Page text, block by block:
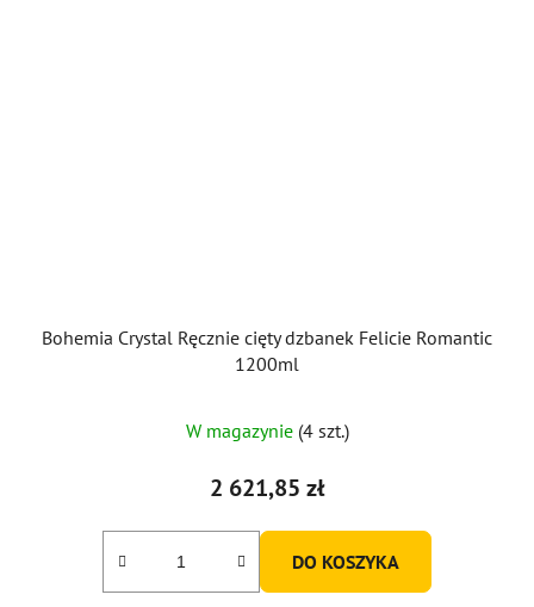
Bohemia Crystal Ręcznie cięty dzbanek Felicie Romantic
1200ml
W magazynie (4 szt.)
2 621,85 zł
DO KOSZYKA